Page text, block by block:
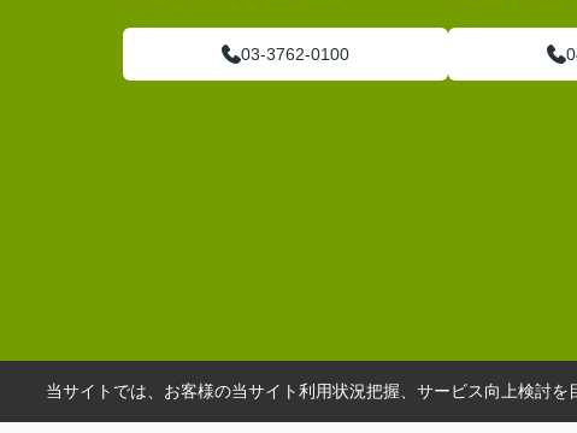
03-3762-0100
当サイトでは、お客様の当サイト利用状況把握、サービス向上検討